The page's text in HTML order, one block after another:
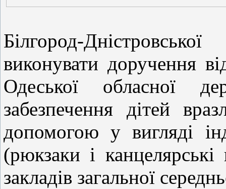
Білгород-
виконувати доручення
Одеської обласної
забезпечення дітей
допомогою у вигляді
(рюкзаки і
закладів загальної